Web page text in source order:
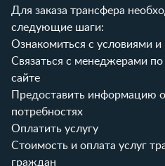
Для заказа трансфера
следующие шаги:
Ознакомиться с условиями
Связаться с менеджерами
сайте
Предоставить информацию
потребностях
Оплатить услугу
Стоимость и оплата услуг
граждан